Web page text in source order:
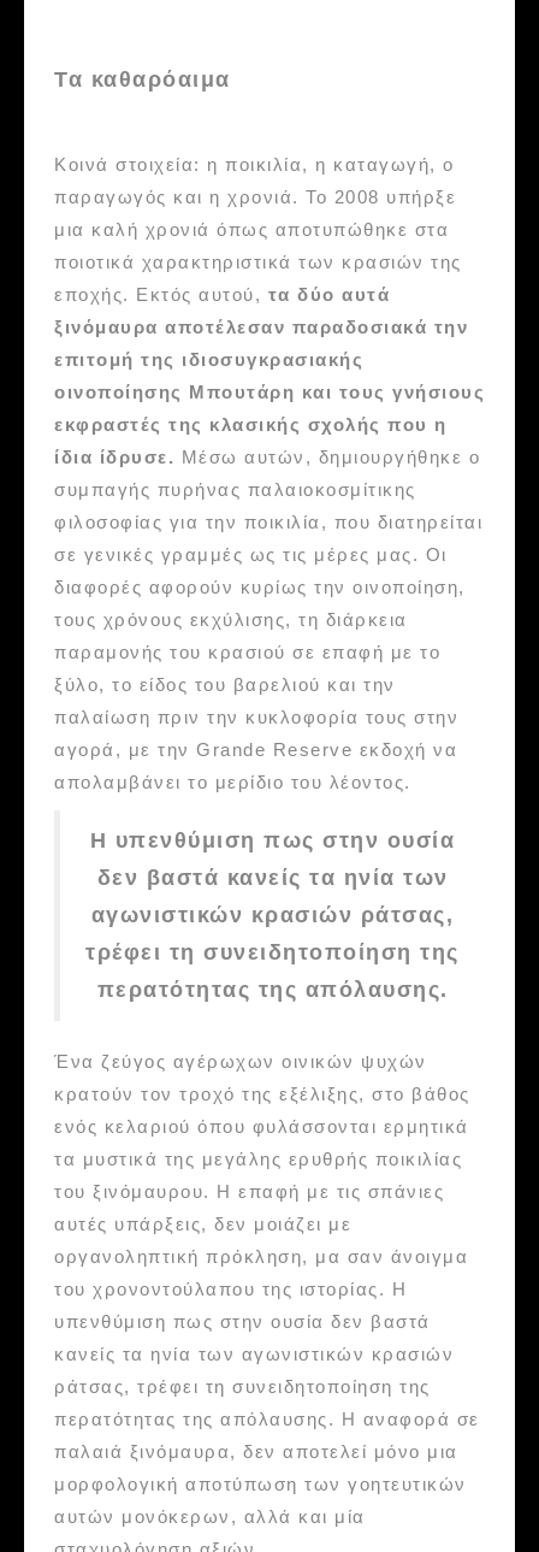
Τα καθαρόαιμα
Κοινά στοιχεία: η ποικιλία, η καταγωγή, ο
παραγωγός και η χρονιά. Το 2008 υπήρξε
μια καλή χρονιά όπως αποτυπώθηκε στα
ποιοτικά χαρακτηριστικά των κρασιών της
εποχής. Εκτός αυτού, τα δύο αυτά
ξινόμαυρα αποτέλεσαν παραδοσιακά την
επιτομή της ιδιοσυγκρασιακής
οινοποίησης Μπουτάρη και τους γνήσιους
εκφραστές της κλασικής σχολής που η
ίδια ίδρυσε. Μέσω αυτών, δημιουργήθηκε ο
συμπαγής πυρήνας παλαιοκοσμίτικης
φιλοσοφίας για την ποικιλία, που διατηρείται
σε γενικές γραμμές ως τις μέρες μας. Οι
διαφορές αφορούν κυρίως την οινοποίηση,
τους χρόνους εκχύλισης, τη διάρκεια
παραμονής του κρασιού σε επαφή με το
ξύλο, το είδος του βαρελιού και την
παλαίωση πριν την κυκλοφορία τους στην
αγορά, με την Grande Reserve εκδοχή να
απολαμβάνει το μερίδιο του λέοντος.
Η υπενθύμιση πως στην ουσία
δεν βαστά κανείς τα ηνία των
αγωνιστικών κρασιών ράτσας,
τρέφει τη συνειδητοποίηση της
περατότητας της απόλαυσης.
Ένα ζεύγος αγέρωχων οινικών ψυχών
κρατούν τον τροχό της εξέλιξης, στο βάθος
ενός κελαριού όπου φυλάσσονται ερμητικά
τα μυστικά της μεγάλης ερυθρής ποικιλίας
του ξινόμαυρου. Η επαφή με τις σπάνιες
αυτές υπάρξεις, δεν μοιάζει με
οργανοληπτική πρόκληση, μα σαν άνοιγμα
του χρονοντούλαπου της ιστορίας. Η
υπενθύμιση πως στην ουσία δεν βαστά
κανείς τα ηνία των αγωνιστικών κρασιών
ράτσας, τρέφει τη συνειδητοποίηση της
περατότητας της απόλαυσης. Η αναφορά σε
παλαιά ξινόμαυρα, δεν αποτελεί μόνο μια
μορφολογική αποτύπωση των γοητευτικών
αυτών μονόκερων, αλλά και μία